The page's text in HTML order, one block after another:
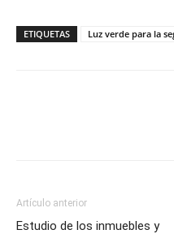
ETIQUETAS Luz verde para la
Artículo anterior
Estudio de los inmuebles y